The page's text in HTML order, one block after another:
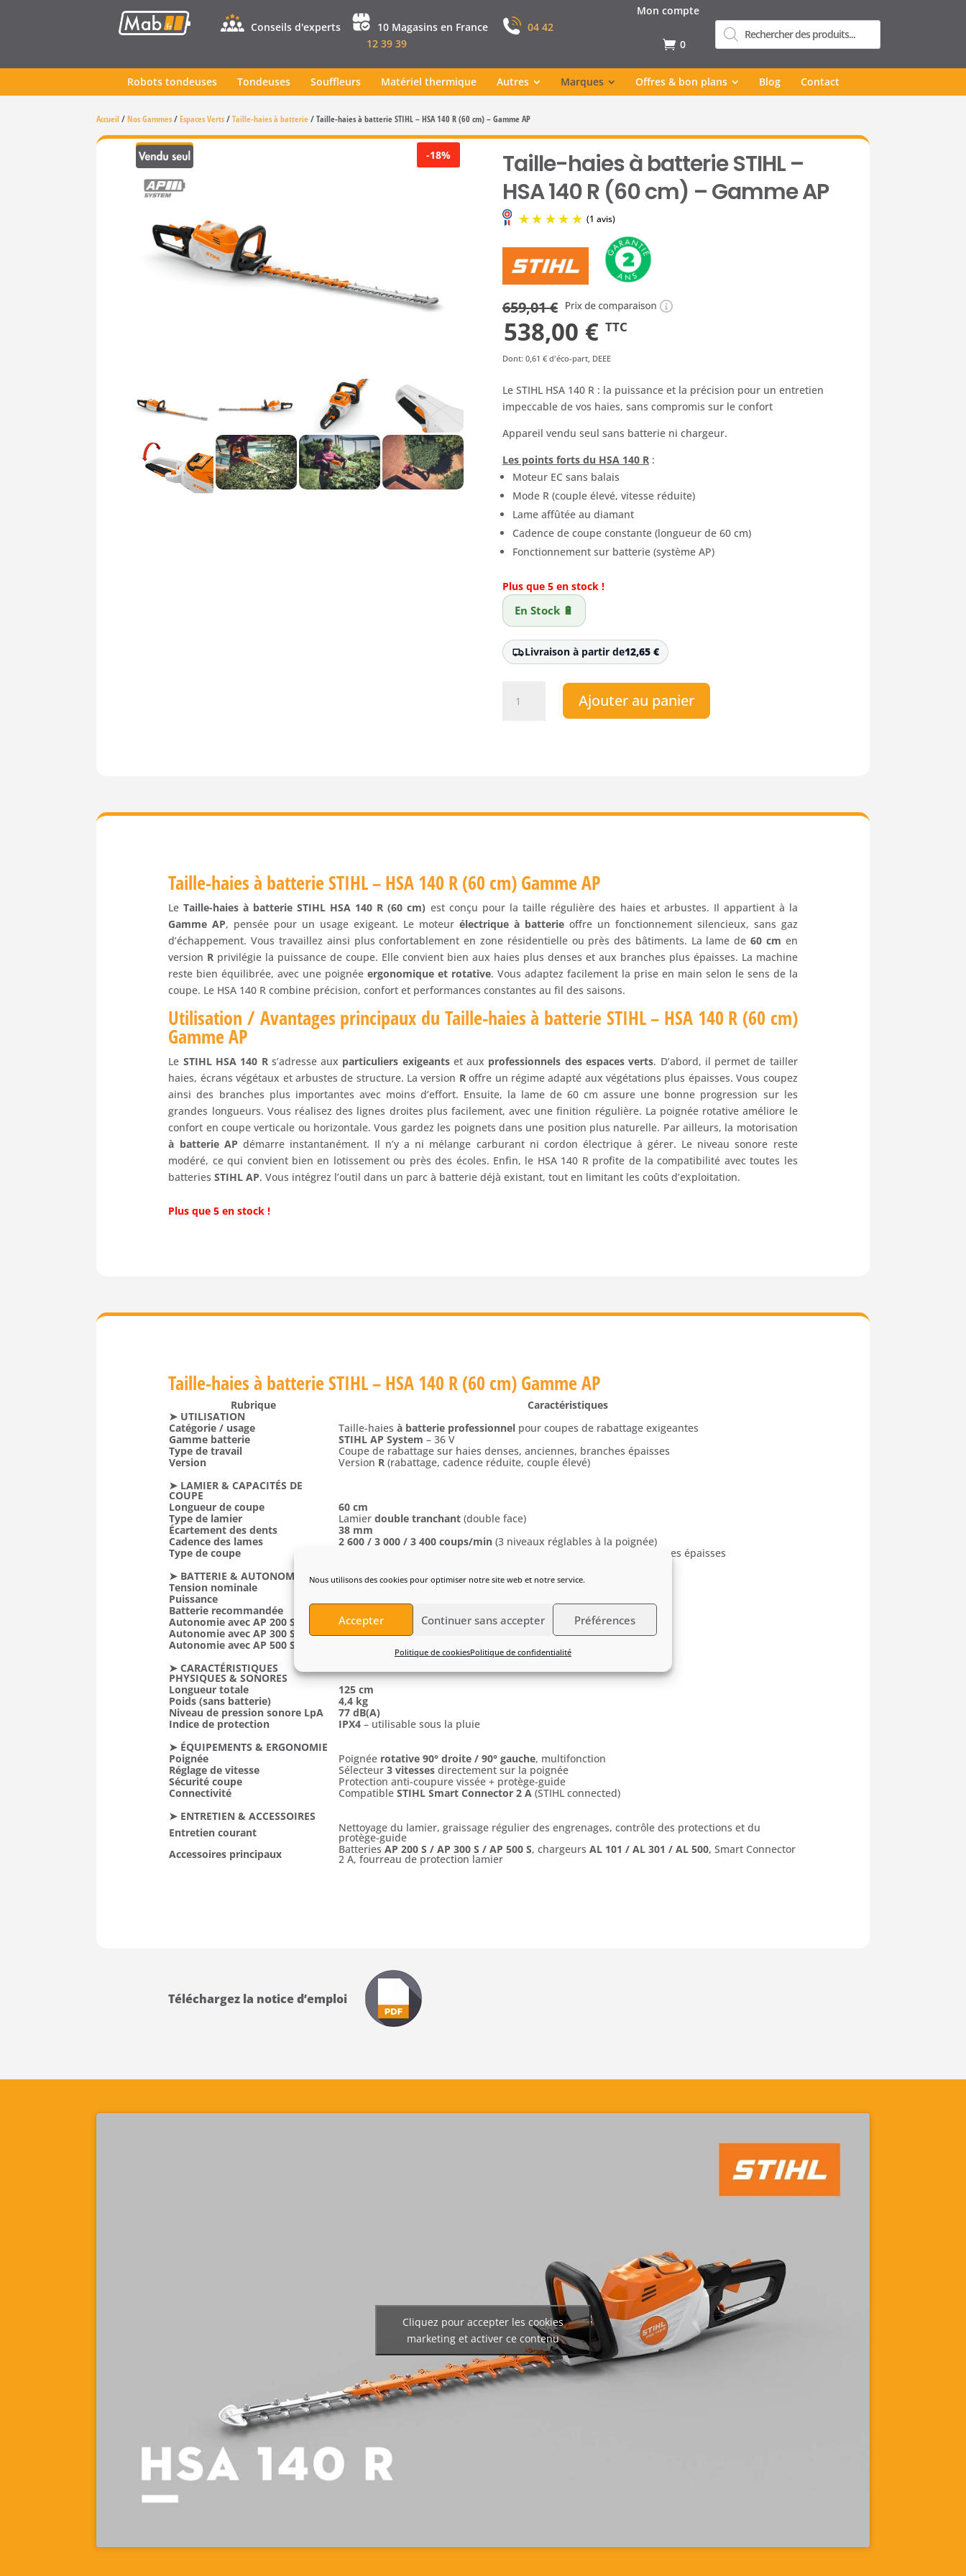
Nous utilisons des cookies pour optimiser notre site web et notre service.
Accepter Continuer sans accepter Préférences
Politique de cookiesPolitique de confidentialité
Conseils d'experts 10 Magasins en France
04 42
12 39 39
Mon compte
0
Recherche
de
produits
Robots tondeuses Tondeuses Souffleurs Matériel thermique Autres Marques Offres & bon plans Blog Contact
Accueil/Nos Gammes/Espaces Verts/Taille-haies à batterie /Taille-haies à batterie STIHL – HSA 140 R (60 cm) – Gamme AP
-18%
Taille-haies à batterie STIHL –
HSA 140 R (60 cm) – Gamme AP
659,01€
Le
prix
initial
était :
659,01 €.
538,00 €Le
prix
actuel
est :
538,00 €.
TTC
Dont: 0,61 € d'éco-part, DEEE
Le STIHL HSA 140 R : la puissance et la précision pour un entretien
impeccable de vos haies, sans compromis sur le confort
Appareil vendu seul sans batterie ni chargeur.
Les points forts du HSA 140 R:
Moteur EC sans balais
Mode R (couple élevé, vitesse réduite)
Lame affûtée au diamant
Cadence de coupe constante (longueur de 60 cm)
Fonctionnement sur batterie (système AP)
Plus que 5 en stock !
En Stock 🔋
Livraison à partir de12,65 €
cm)
–
Gamme
AP
Ajouter au panier
Taille-haies à batterie STIHL – HSA 140 R (60 cm) Gamme AP
LeTaille-haies à batterie STIHL HSA 140 R (60 cm) est conçu pour la taille régulière des haies et arbustes. Il appartient à la
Gamme AP, pensée pour un usage exigeant. Le moteur électrique à batterieoffre un fonctionnement silencieux, sans gaz
d’échappement. Vous travaillez ainsi plus confortablement en zone résidentielle ou près des bâtiments. La lame de60 cm en
version R privilégie la puissance de coupe. Elle convient bien aux haies plus denses et aux branches plus épaisses. La machine
reste bien équilibrée, avec une poignéeergonomique et rotative. Vous adaptez facilement la prise en main selon le sens de la
coupe. Le HSA 140 R combine précision, confort et performances constantes au fil des saisons.
Utilisation / Avantages principaux du Taille-haies à batterie STIHL – HSA 140 R (60 cm)
Gamme AP
Le STIHL HSA 140 Rs’adresse aux particuliers exigeantset aux professionnels des espaces verts. D’abord, il permet de tailler
haies, écrans végétaux et arbustes de structure. La version Roffre un régime adapté aux végétations plus épaisses. Vous coupez
ainsi des branches plus importantes avec moins d’effort. Ensuite, la lame de 60 cm assure une bonne progression sur les
grandes longueurs. Vous réalisez des lignes droites plus facilement, avec une finition régulière. La poignée rotative améliore le
confort en coupe verticale ou horizontale. Vous gardez les poignets dans une position plus naturelle. Par ailleurs, la motorisation
à batterie AP démarre instantanément. Il n’y a ni mélange carburant ni cordon électrique à gérer. Le niveau sonore reste
modéré, ce qui convient bien en lotissement ou près des écoles. Enfin, le HSA 140 R profite de la compatibilité avec toutes les
batteriesSTIHL AP. Vous intégrez l’outil dans un parc à batterie déjà existant, tout en limitant les coûts d’exploitation.
Plus que 5 en stock !
Taille-haies à batterie STIHL – HSA 140 R (60 cm) Gamme AP
Rubrique
Caractéristiques
➤ UTILISATION
Catégorie / usage
Taille-haiesà batterie professionnel pour coupes de rabattage exigeantes
Gamme batterie
STIHL AP System – 36 V
Type de travail
Coupe de rabattage sur haies denses, anciennes, branches épaisses
Version
Version R (rabattage, cadence réduite, couple élevé)
➤ LAMIER & CAPACITÉS DE
COUPE
Longueur de coupe
60 cm
Type de lamier
Lamierdouble tranchant (double face)
Écartement des dents
38 mm
Cadence des lames
2 600 / 3 000 / 3 400 coups/min (3 niveaux réglables à la poignée)
Type de coupe
Coupe de rabattage puissante à vitesse réduite, adaptée aux branches épaisses
➤ BATTERIE & AUTONOMIE
Tension nominale
36 V
Puissance
Batterie recommandée
Autonomie avec AP 200 S
Jusqu’à150 min
Autonomie avec AP 300 S
Jusqu’à245 min
Autonomie avec AP 500 S
➤ CARACTÉRISTIQUES
PHYSIQUES & SONORES
Longueur totale
125 cm
Poids (sans batterie)
4,4 kg
Niveau de pression sonore LpA
77 dB(A)
Indice de protection
IPX4 – utilisable sous la pluie
➤ ÉQUIPEMENTS & ERGONOMIE
Poignée
Poignée rotative 90° droite / 90° gauche, multifonction
Réglage de vitesse
Sélecteur3 vitesses directement sur la poignée
Sécurité coupe
Protection anti-coupure vissée + protège-guide
Connectivité
CompatibleSTIHL Smart Connector 2 A (STIHL connected)
➤ ENTRETIEN & ACCESSOIRES
Entretien courant
Nettoyage du lamier, graissage régulier des engrenages, contrôle des protections et du
protège-guide
Accessoires principaux
BatteriesAP 200 S / AP 300 S / AP 500 S, chargeursAL 101 / AL 301 / AL 500, Smart Connector
2 A, fourreau de protection lamier
Téléchargez la notice d’emploi
Cliquez pour accepter les cookies
marketing et activer ce contenu